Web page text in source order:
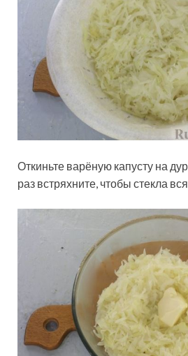
Откиньте варёную капусту на
раз встряхните, чтобы стекла